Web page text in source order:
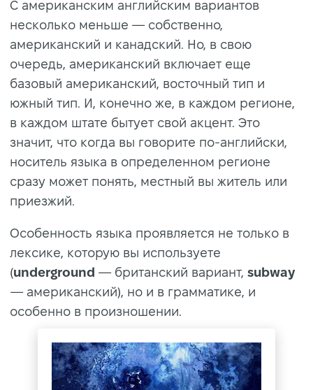
С американским английским вариантов
несколько меньше — собственно,
американский и канадский. Но, в свою
очередь, американский включает еще
базовый американский, восточный тип и
южный тип. И, конечно же, в каждом регионе,
в каждом штате бытует свой акцент. Это
значит, что когда вы говорите по-английски,
носитель языка в определенном регионе
сразу может понять, местный вы житель или
приезжий.
Особенность языка проявляется не только в
лексике, которую вы используете
(underground — британский вариант, subway
— американский), но и в грамматике, и
особенно в произношении.